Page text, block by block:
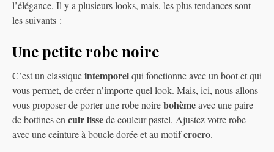
l’élégance. Il y a plusieurs looks, mais, les plus tendances sont
les suivants :
Une petite robe noire
C’est un classiqueintemporelqui fonctionne avec un boot et qui
vous permet, de créer n’importe quel look. Mais, ici, nous allons
vous proposer de porter une robe noirebohèmeavec une paire
de bottines en cuir lissede couleur pastel. Ajustez votre robe
avec une ceinture à boucle dorée et au motifcrocro.